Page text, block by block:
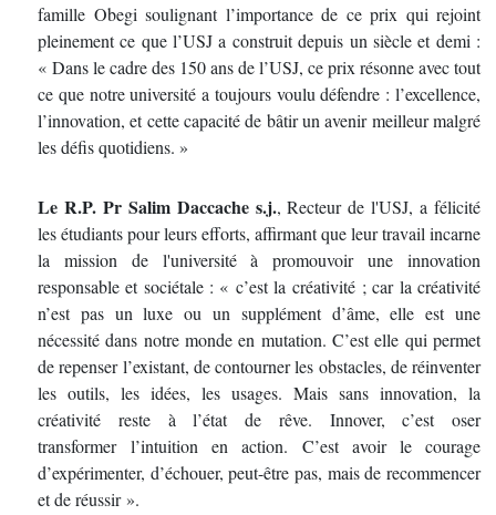
famille Obegi soulignant l’importance de ce prix qui rejoint
pleinement ce que l’USJ a construit depuis un siècle et demi :
« Dans le cadre des 150 ans de l’USJ, ce prix résonne avec tout
ce que notre université a toujours voulu défendre : l’excellence,
l’innovation, et cette capacité de bâtir un avenir meilleur malgré
les défis quotidiens. »
Le R.P. Pr Salim Daccache s.j., Recteur de l'USJ, a félicité
les étudiants pour leurs efforts, affirmant que leur travail incarne
la mission de l'université à promouvoir une innovation
responsable et sociétale : « c’est la créativité ; car la créativité
n’est pas un luxe ou un supplément d’âme, elle est une
nécessité dans notre monde en mutation. C’est elle qui permet
de repenser l’existant, de contourner les obstacles, de réinventer
les outils, les idées, les usages. Mais sans innovation, la
créativité reste à l’état de rêve. Innover, c’est oser
transformer l’intuition en action. C’est avoir le courage
d’expérimenter, d’échouer, peut-être pas, mais de recommencer
et de réussir ».